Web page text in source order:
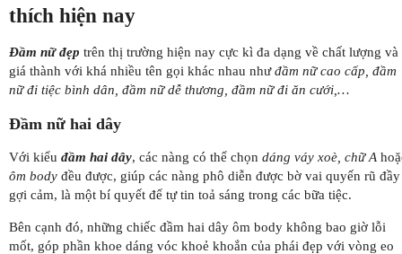
thích hiện nay
Đầm nữ đẹp trên thị trường hiện nay cực kì đa dạng về chất lượng và
giá thành với khá nhiều tên gọi khác nhau nhưđầm nữ cao cấp, đầm
nữ đi tiệc bình dân, đầm nữ dễ thương, đầm nữ đi ăn cưới,…
Đầm nữ hai dây
Với kiểu đầm hai dây, các nàng có thể chọn dáng váy xoè, chữ A
ôm body đều được, giúp các nàng phô diễn được bờ vai quyến rũ đầy
gợi cảm, là một bí quyết để tự tin toả sáng trong các bữa tiệc.
Bên cạnh đó, những chiếc đầm hai dây ôm body không bao giờ lỗi
mốt, góp phần khoe dáng vóc khoẻ khoắn của phái đẹp với vòng eo